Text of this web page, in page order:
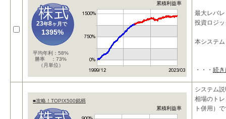
累積利益率
23年8ヶ月で
1395%
平均年利：58%
勝率 ：73%
（月単位）
最大レバ
投資ロジ
本システ
・・・ 続
■攻略！TOPIX500銘柄
累積利益率
システム
相場のト
ト併用）